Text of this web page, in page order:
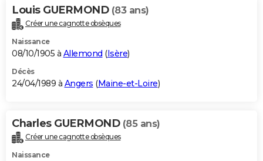
Louis GUERMOND (83 ans)
Créer une cagnotte obsèques
Naissance
08/10/1905 à Allemond (Isère)
Décès
24/04/1989 à Angers (Maine-et-Loire)
Charles GUERMOND (85 ans)
Créer une cagnotte obsèques
Naissance